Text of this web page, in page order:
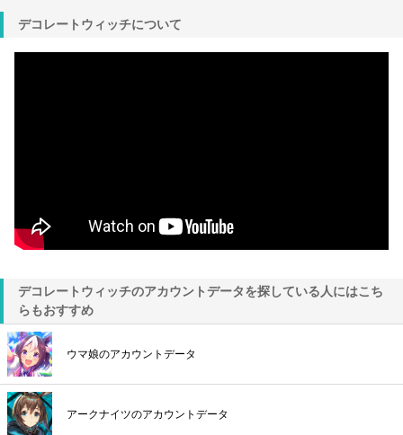
デコレートウィッチについて
デコレートウィッチのアカウントデータを探している人にはこち
らもおすすめ
ウマ娘のアカウントデータ
アークナイツのアカウントデータ